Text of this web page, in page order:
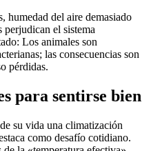
humedad del aire demasiado
perjudican el sistema
Los animales son
las consecuencias son
pérdidas.
para sentirse bien
su vida una climatización
como desafío cotidiano.